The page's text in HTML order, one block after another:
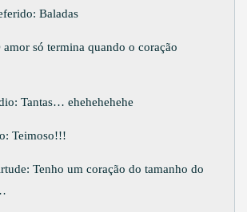
Baladas
amor só termina quando o coração
Tantas… ehehehehehe
Teimoso!!!
Tenho um coração do tamanho do